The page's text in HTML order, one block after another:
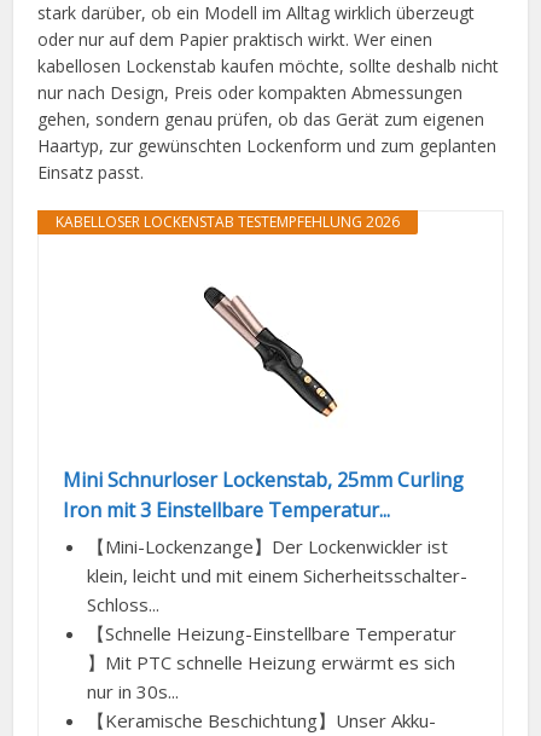
stark darüber, ob ein Modell im Alltag wirklich überzeugt
oder nur auf dem Papier praktisch wirkt. Wer einen
kabellosen Lockenstab kaufen möchte, sollte deshalb nicht
nur nach Design, Preis oder kompakten Abmessungen
gehen, sondern genau prüfen, ob das Gerät zum eigenen
Haartyp, zur gewünschten Lockenform und zum geplanten
Einsatz passt.
KABELLOSER LOCKENSTAB TESTEMPFEHLUNG 2026
Mini Schnurloser Lockenstab, 25mm Curling
Iron mit 3 Einstellbare Temperatur...
【Mini-Lockenzange】Der Lockenwickler ist
klein, leicht und mit einem Sicherheitsschalter-
Schloss...
【Schnelle Heizung-Einstellbare Temperatur
】Mit PTC schnelle Heizung erwärmt es sich
nur in 30s...
【Keramische Beschichtung】Unser Akku-